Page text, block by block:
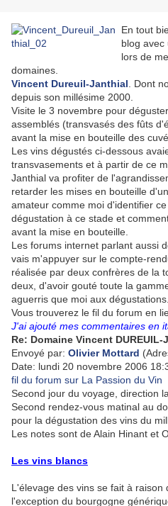
En tout
blog avec
lors de
domaines.
Vincent Dureuil-Janthial . Dont
depuis son millésime 2000.
Visite le 3 novembre pour
assemblés (transvasés des fûts
avant la mise en bouteille des
Les vins dégustés ci-dessous
transvasements et à partir de ce
Janthial va profiter de
retarder les mises en bouteille
amateur comme moi d'identifier
dégustation à ce stade et
avant la mise en bouteille.
Les forums internet parlant aussi
vais m'appuyer sur le compte-
réalisée par deux confrères de la
deux, d'avoir gouté toute la
aguerris que moi aux dégustations.
Vous trouverez le fil du forum en
J'ai ajouté mes commentaires en
Re: Domaine Vincent DUREUIL-
Envoyé par: Olivier Mottard
Date: lundi 20 novembre 2006
fil du forum sur La Passion du Vin
Second jour du voyage, direction
Second rendez-vous matinal au
pour la dégustation des vins du
Les notes sont de Alain Hinant et
Les vins blancs
L'élevage des vins se fait à raison
l'exception du bourgogne